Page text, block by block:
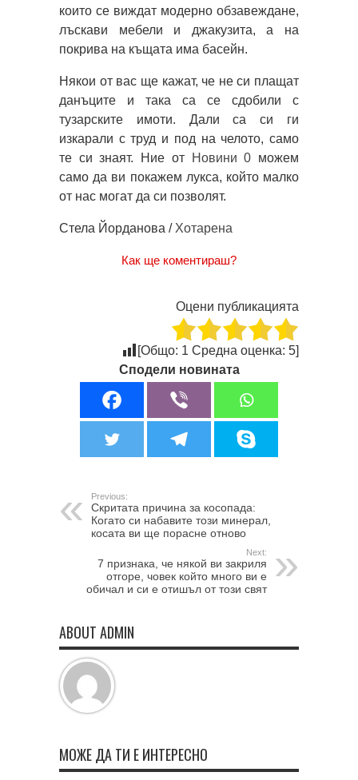
които се виждат модерно обзавеждане,
лъскави мебели и джакузита, а на
покрива на къщата има басейн.
Някои от вас ще кажат, че не си плащат
данъците и така са се сдобили с
тузарските имоти. Дали са си ги
изкарали с труд и под на челото, само
те си знаят. Ние от
Новини 0 можем
само да ви покажем лукса, който малко
от нас могат да си позволят.
Стела Йорданова / Хотарена
Как ще коментираш?
Оцени публикацията
[Общо: 1 Средна оценка: 5]
Сподели новината
Previous:
Скритата причина за косопада:
Когато си набавите този минерал,
косата ви ще порасне отново
Next:
7 признака, че някой ви закриля
отгоре, човек който много ви е
обичал и си е отишъл от този свят
ABOUT ADMIN
МОЖЕ ДА ТИ Е ИНТЕРЕСНО